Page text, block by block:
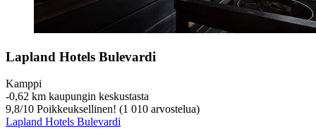
Lapland Hotels Bulevardi
Kamppi
‐0,62 km kaupungin keskustasta
9,8/10 Poikkeuksellinen! (1 010 arvostelua)
Lapland Hotels Bulevardi